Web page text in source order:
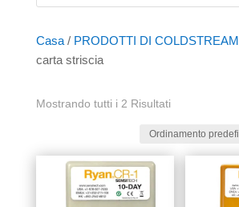
Casa/ PRODOTTI DI COLDSTREAM
carta striscia
Mostrando tutti i 2 Risultati